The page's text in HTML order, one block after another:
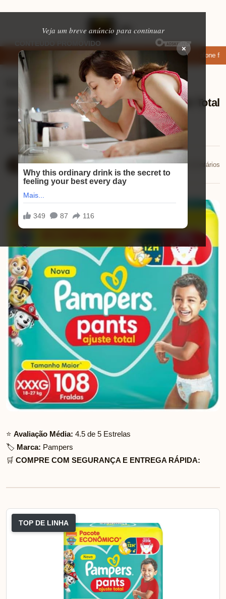
Veja um breve anúncio para continuar
×
apps de namoro que permitem enviar fotos e vídeos Microfone
⏱ 9 min de leitura
Review Fralda Pampers Pants Ajuste Total
XXXG: conforto e proteção que
surpreendem!
Mariana Souza
24/11/2025
📅 24/11/2025💬 0 comentários
⭐ Avaliação Média: 4.5 de 5 Estrelas
🏷️ Marca: Pampers
🛒 COMPRE COM SEGURANÇA E ENTREGA RÁPIDA:
TOP DE LINHA